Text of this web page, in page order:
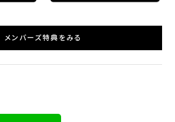
メンバーズ特典をみる